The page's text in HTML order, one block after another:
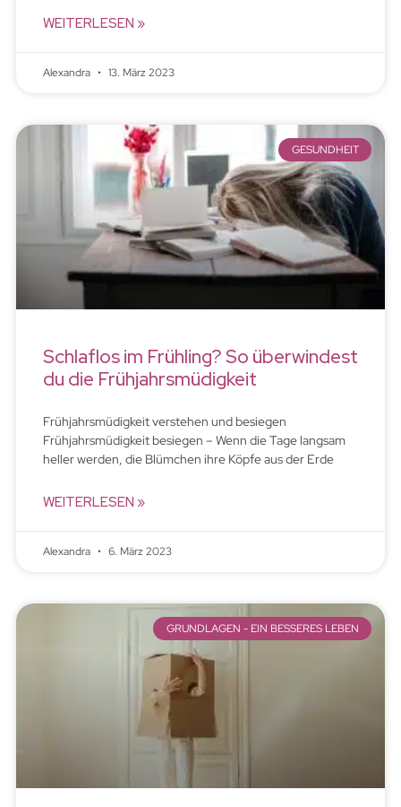
WEITERLESEN »
Alexandra 13. März 2023
GESUNDHEIT
Schlaflos im Frühling? So überwindest
du die Frühjahrsmüdigkeit
Frühjahrsmüdigkeit verstehen und besiegen
Frühjahrsmüdigkeit besiegen – Wenn die Tage langsam
heller werden, die Blümchen ihre Köpfe aus der Erde
WEITERLESEN »
Alexandra 6. März 2023
GRUNDLAGEN - EIN BESSERES LEBEN